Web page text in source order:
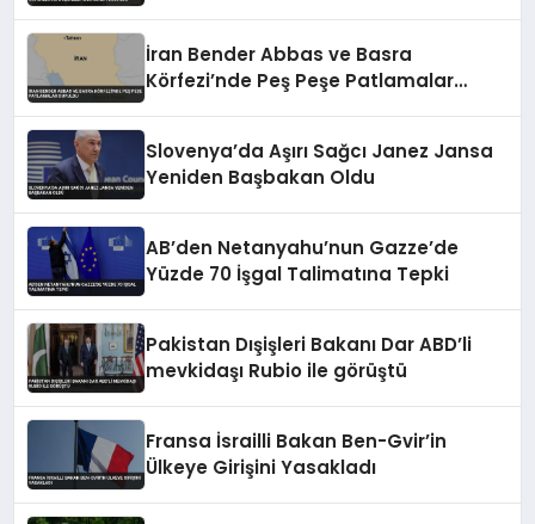
İran Bender Abbas ve Basra
Körfezi’nde Peş Peşe Patlamalar
Slovenya’da Aşırı Sağcı Janez Jansa
Yeniden Başbakan Oldu
AB’den Netanyahu’nun Gazze’de
Yüzde 70 İşgal Talimatına Tepki
Pakistan Dışişleri Bakanı Dar ABD’li
mevkidaşı Rubio ile görüştü
Fransa İsrailli Bakan Ben-Gvir’in
Ülkeye Girişini Yasakladı